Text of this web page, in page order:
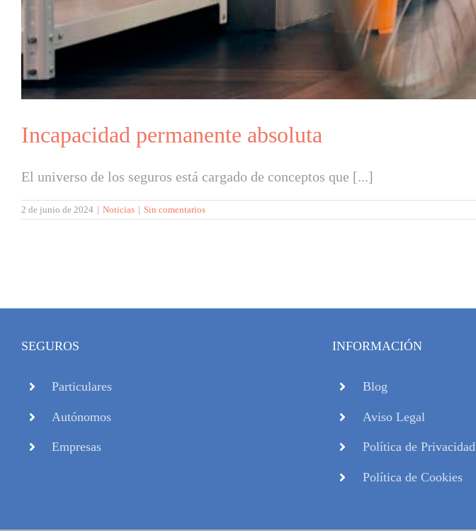
Incapacidad permanente absoluta
El universo de los seguros está cargado de conceptos que [...]
2 de junio de 2024 | Noticias | Sin comentarios
SEGUROS
Particulares
Autónomos
Empresas
INFORMACIÓN
Blog
Aviso Legal
Política de Privacidad
Política de Cookies